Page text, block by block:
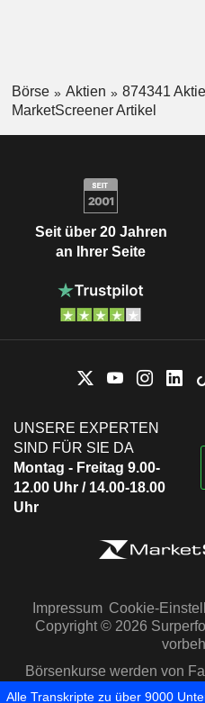
Börse Aktien 874341 Aktie
MarketScreener Artikel
Seit über 20 Jahren
an Ihrer Seite
UNSERE EXPERTEN
SIND FÜR SIE DA
Montag - Freitag 9.00-
12.00 Uhr / 14.00-18.00
Uhr
Impressum Cookie-
Copyright © 2026
Börsenkurse werden von
Capital IQ zur
Alle Transkripte zu über 9000